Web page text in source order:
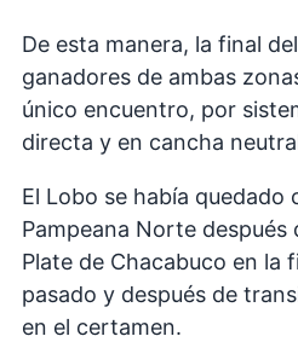
De esta manera, la final
ganadores de ambas
único encuentro, por
directa y en cancha
El Lobo se había quedado
Pampeana Norte después
Plate de Chacabuco en la
pasado y después de
en el certamen.